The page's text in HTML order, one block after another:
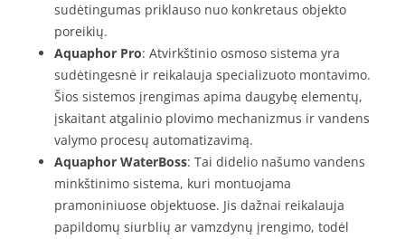
sudėtingumas priklauso nuo konkretaus objekto
poreikių.
Aquaphor Pro: Atvirkštinio osmoso sistema yra
sudėtingesnė ir reikalauja specializuoto montavimo.
Šios sistemos įrengimas apima daugybę elementų,
įskaitant atgalinio plovimo mechanizmus ir vandens
valymo procesų automatizavimą.
Aquaphor WaterBoss: Tai didelio našumo vandens
minkštinimo sistema, kuri montuojama
pramoniniuose objektuose. Jis dažnai reikalauja
papildomų siurblių ar vamzdynų įrengimo, todėl